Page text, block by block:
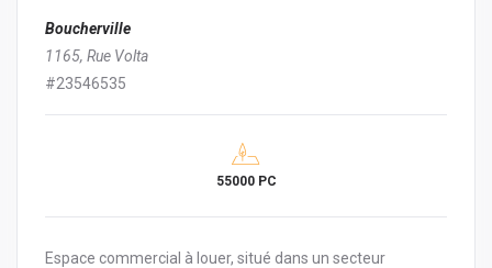
Boucherville
1165, Rue Volta
#23546535
55000 PC
Espace commercial à louer, situé dans un secteur